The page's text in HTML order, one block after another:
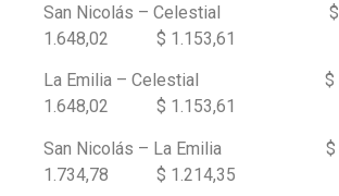
San Nicolás – Celestial $
1.648,02 $ 1.153,61
La Emilia – Celestial $
1.648,02 $ 1.153,61
San Nicolás – La Emilia $
1.734,78 $ 1.214,35